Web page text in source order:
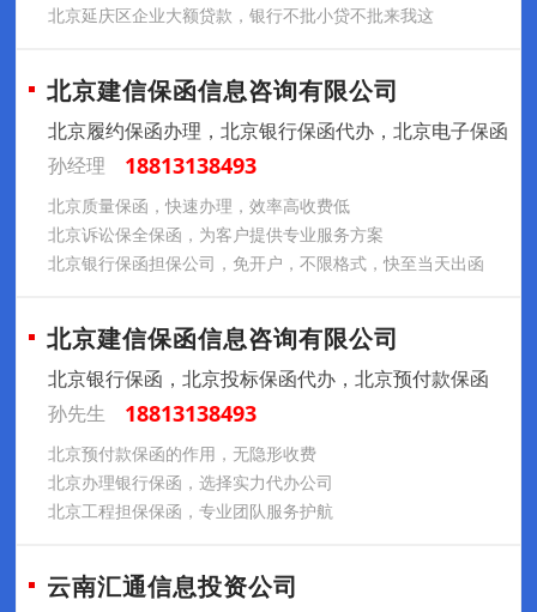
北京延庆区企业大额贷款，银行不批小贷不批来我这
北京建信保函信息咨询有限公司
北京履约保函办理，北京银行保函代办，北京电子保函
孙经理
18813138493
北京质量保函，快速办理，效率高收费低
北京诉讼保全保函，为客户提供专业服务方案
北京银行保函担保公司，免开户，不限格式，快至当天出函
北京建信保函信息咨询有限公司
北京银行保函，北京投标保函代办，北京预付款保函
孙先生
18813138493
北京预付款保函的作用，无隐形收费
北京办理银行保函，选择实力代办公司
北京工程担保保函，专业团队服务护航
云南汇通信息投资公司